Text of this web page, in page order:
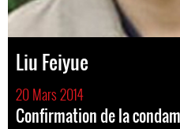
Liu Feiyue
20 Mars 2014
Confirmation de la